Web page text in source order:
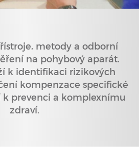
metody a odborní
na pohybový aparát.
k identifikaci rizikových
kompenzace specifické
k prevenci a komplexnímu
zdraví.